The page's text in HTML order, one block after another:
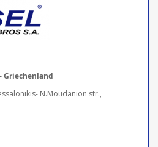
Griechenland
N.Moudanion str.,